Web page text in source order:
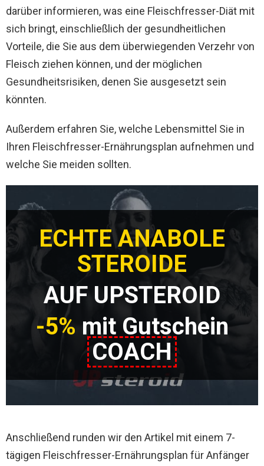
darüber informieren, was eine Fleischfresser-Diät mit
sich bringt, einschließlich der gesundheitlichen
Vorteile, die Sie aus dem überwiegenden Verzehr von
Fleisch ziehen können, und der möglichen
Gesundheitsrisiken, denen Sie ausgesetzt sein
könnten.
Außerdem erfahren Sie, welche Lebensmittel Sie in
Ihren Fleischfresser-Ernährungsplan aufnehmen und
welche Sie meiden sollten.
ECHTE ANABOLE
STEROIDE
AUF UPSTEROID
-5% mit Gutschein
COACH
Anschließend runden wir den Artikel mit einem 7-
tägigen Fleischfresser-Ernährungsplan für Anfänger